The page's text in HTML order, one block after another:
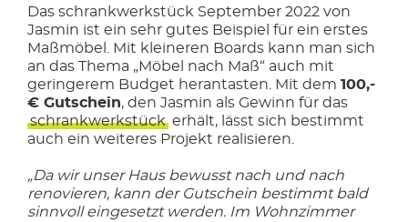
Das schrankwerkstück September 2022 von
Jasmin ist ein sehr gutes Beispiel für ein erstes
Maßmöbel. Mit kleineren Boards kann man sich
an das Thema „Möbel nach Maß“ auch mit
geringerem Budget herantasten. Mit dem 100,-
€ Gutschein, den Jasmin als Gewinn für das
schrankwerkstück erhält, lässt sich bestimmt
auch ein weiteres Projekt realisieren.
„Da wir unser Haus bewusst nach und nach
renovieren, kann der Gutschein bestimmt bald
sinnvoll eingesetzt werden. Im Wohnzimmer